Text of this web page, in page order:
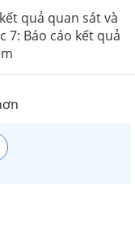
quả quan sát và
7: Báo cáo kết quả